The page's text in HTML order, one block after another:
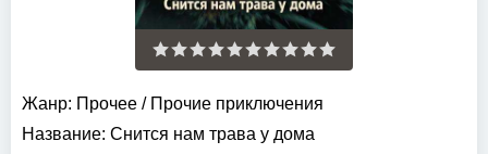
Жанр: Прочее / Прочие приключения
Название: Снится нам трава у дома